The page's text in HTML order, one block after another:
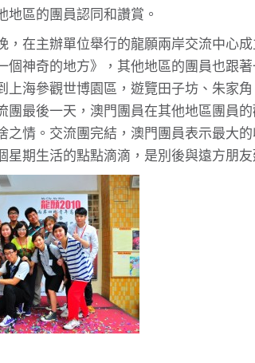
地區的團員認同和讚賞。
，在主辦單位舉行的龍願兩岸交流中心
個神奇的地方》，其他地區的團員也跟
上海參觀世博園區，遊覽田子坊、朱家
團最後一天，澳門團員在其他地區團員
之情。交流團完結，澳門團員表示最大
星期生活的點點滴滴，是別後與遠方朋友